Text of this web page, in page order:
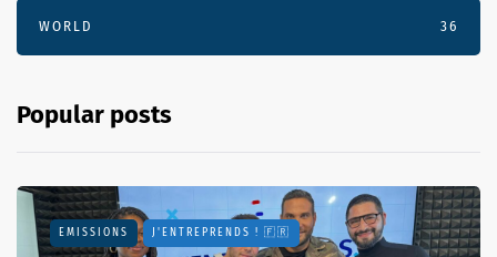
WORLD 36
Popular posts
EMISSIONS J'ENTREPRENDS ! 🇫🇷